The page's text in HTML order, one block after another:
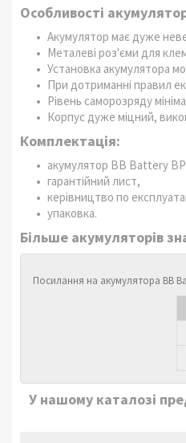
Особливості
Акумулятор має дуже
Металеві роз'єми для
Установка акумулятора
При дотриманні правил
Рівень саморозряду
Корпус дуже міцний,
Комплектація:
акумулятор BB Battery
гарантійний лист,
керівництво по
упаковка.
Більше акумуляторів
Посилання на акумулятора BB
У нашому каталозі